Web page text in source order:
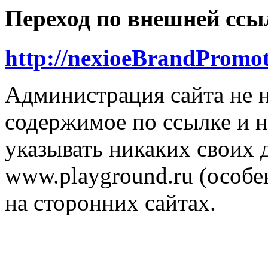
Переход по внешней
http://
Администрация сайта не
содержимое по ссылке и
указывать никаких
www.playground.ru
на сторонних сайтах.